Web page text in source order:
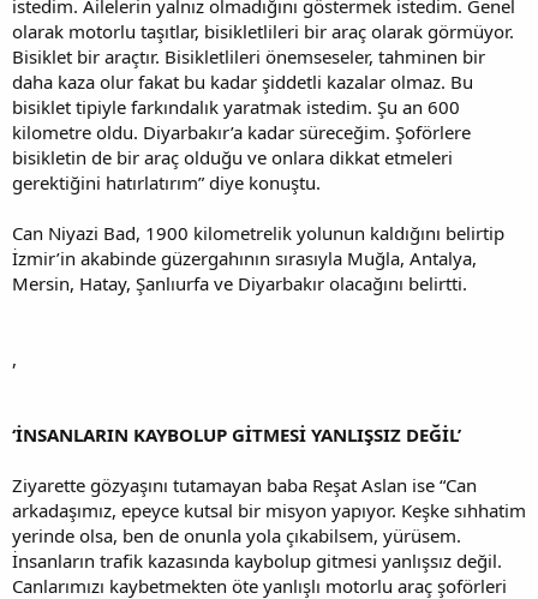
istedim. Ailelerin yalnız olmadığını göstermek istedim. Genel
olarak motorlu taşıtlar, bisikletlileri bir araç olarak görmüyor.
Bisiklet bir araçtır. Bisikletlileri önemseseler, tahminen bir
daha kaza olur fakat bu kadar şiddetli kazalar olmaz. Bu
bisiklet tipiyle farkındalık yaratmak istedim. Şu an 600
kilometre oldu. Diyarbakır’a kadar süreceğim. Şoförlere
bisikletin de bir araç olduğu ve onlara dikkat etmeleri
gerektiğini hatırlatırım” diye konuştu.
Can Niyazi Bad, 1900 kilometrelik yolunun kaldığını belirtip
İzmir’in akabinde güzergahının sırasıyla Muğla, Antalya,
Mersin, Hatay, Şanlıurfa ve Diyarbakır olacağını belirtti.
,
‘İNSANLARIN KAYBOLUP GİTMESİ YANLIŞSIZ DEĞİL’
Ziyarette gözyaşını tutamayan baba Reşat Aslan ise “Can
arkadaşımız, epeyce kutsal bir misyon yapıyor. Keşke sıhhatim
yerinde olsa, ben de onunla yola çıkabilsem, yürüsem.
İnsanların trafik kazasında kaybolup gitmesi yanlışsız değil.
Canlarımızı kaybetmekten öte yanlışlı motorlu araç şoförleri